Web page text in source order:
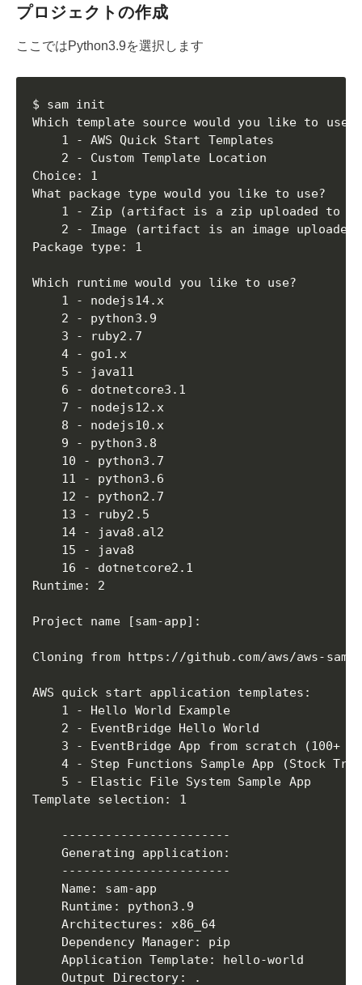
プロジェクトの作成
ここではPython3.9を選択します
$ sam init
Which template source would you like to use?
Choice: 1
What package type would you like to use?
Package type: 1
Which runtime would you like to use?
Runtime: 2
Project name [sam-app]:
Cloning from https://github.com/aws/aws-
AWS quick start application templates:
Template selection: 1
    -----------------------
    Generating application:
    -----------------------
    Name: sam-app
    Runtime: python3.9
    Architectures: x86_64
    Dependency Manager: pip
    Application Template: hello-world
    Output Directory: .